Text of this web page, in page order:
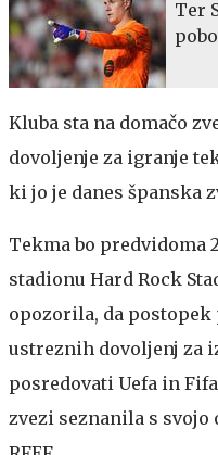
Ter
Kluba sta na domačo
dovoljenje za igranje
ki jo je danes španska
Tekma bo predvidoma
stadionu Hard Rock
opozorila, da
ustreznih dovoljenj za
posredovati Uefa in
zvezi seznanila s